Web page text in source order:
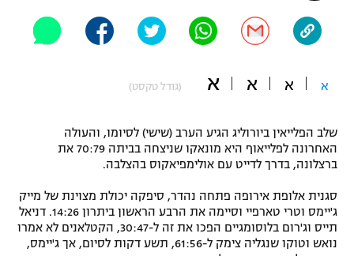
"מחצית בשכונה" – פודקאסט
משתתפים וזוכים בפרסים
תקנון עבור פעילות אלקטרה
תקנון עבור פעילות ספורט 1 – "מרלן"
טניס
תנאי שימוש
אופניים
פוטבול אמריקאי NFL
ספורט אתגרי ואקסטרים
א א א א (גודל טקסט)
שלב הפלייאין ביורוליג הגיע הערב (שישי) לסיומו, והעולה
האחרונה לפלייאוף היא מונאקו שניצחה בביתה 70:79 את
ברצלונה, בדרך לדייט עם אולימפיאקוס בהצלבה.
סגנית אלופת אירופה פתחה נהדר, סיפקה יכולת מצוינת של מייק
ג'יימס וטרי טארפיי וסיימה את הרבע הראשון ביתרון 14:26. דניאל
תייס וג'רום בלוסומגיים הפכו את זה ל-30:47, הקטלאנים לא אמרו
נואש וטוקו שנגליה צימק ל-61:56, תשע דקות לסיום, אך ג'יימס,